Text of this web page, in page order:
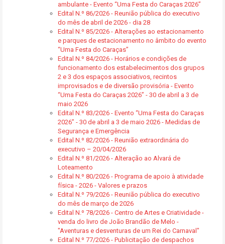
ambulante - Evento “Uma Festa do Caraças 2026”
Edital N.º 86/2026 - Reunião pública do executivo
do mês de abril de 2026 - dia 28
Edital N.º 85/2026 - Alterações ao estacionamento
e parques de estacionamento no âmbito do evento
“Uma Festa do Caraças”
Edital N.º 84/2026 - Horários e condições de
funcionamento dos estabelecimentos dos grupos
2 e 3 dos espaços associativos, recintos
improvisados e de diversão provisória - Evento
“Uma Festa do Caraças 2026” - 30 de abril a 3 de
maio 2026
Edital N.º 83/2026 - Evento “Uma Festa do Caraças
2026” - 30 de abril a 3 de maio 2026 - Medidas de
Segurança e Emergência
Edital N.º 82/2026 - Reunião extraordinária do
executivo – 20/04/2026
Edital N.º 81/2026 - Alteração ao Alvará de
Loteamento
Edital N.º 80/2026 - Programa de apoio à atividade
física - 2026 - Valores e prazos
Edital N.º 79/2026 - Reunião pública do executivo
do mês de março de 2026
Edital N.º 78/2026 - Centro de Artes e Criatividade -
venda do livro de João Brandão de Melo -
"Aventuras e desventuras de um Rei do Carnaval"
Edital N.º 77/2026 - Publicitação de despachos